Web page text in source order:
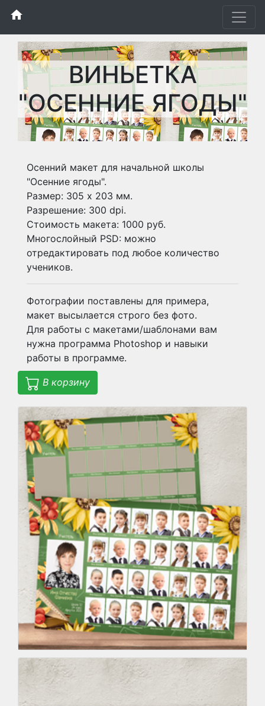
home
ВИНЬЕТКА
"ОСЕННИЕ ЯГОДЫ"
Осенний макет для начальной школы
"Осенние ягоды".
Размер: 305 х 203 мм.
Разрешение: 300 dpi.
Стоимость макета: 1000 руб.
Многослойный PSD: можно
отредактировать под любое количество
учеников.
Фотографии поставлены для примера,
макет высылается строго без фото.
Для работы с макетами/шаблонами вам
нужна программа Photoshop и навыки
работы в программе.
В корзину